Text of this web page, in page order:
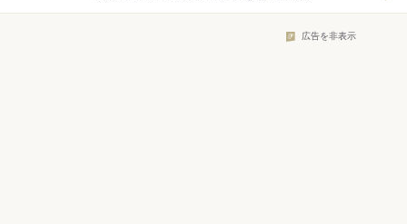
広告を非表示